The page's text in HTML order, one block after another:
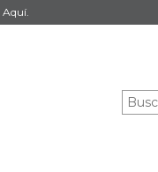
Aquí.